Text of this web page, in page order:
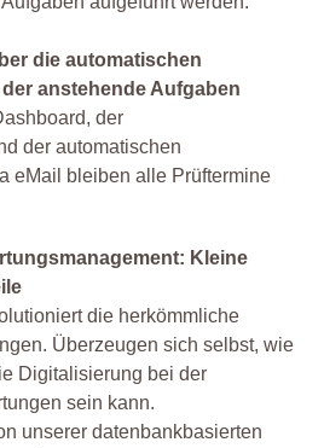
die automatischen
anstehende Aufgaben
der
der automatischen
eMail bleiben alle Prüftermine
Kleine
die herkömmliche
Überzeugen sich selbst, wie
Digitalisierung bei der
sein kann.
unserer datenbankbasierten